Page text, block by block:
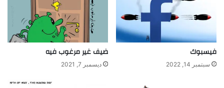
فيسبوك
سبتمبر 14, 2022
ضيف غير مرغوب فيه
ديسمبر 7, 2021